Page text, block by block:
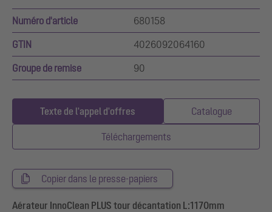
Numéro d'article 680158
GTIN 4026092064160
Groupe de remise 90
Texte de l'appel d'offres Catalogue
Téléchargements
Copier dans le presse-papiers
Aérateur InnoClean PLUS tour décantation L:1170mm